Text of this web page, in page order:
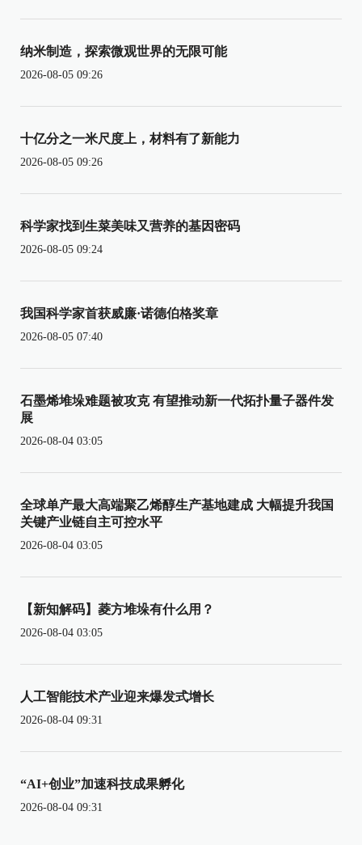
纳米制造，探索微观世界的无限可能
2026-08-05 09:26
十亿分之一米尺度上，材料有了新能力
2026-08-05 09:26
科学家找到生菜美味又营养的基因密码
2026-08-05 09:24
我国科学家首获威廉·诺德伯格奖章
2026-08-05 07:40
石墨烯堆垛难题被攻克 有望推动新一代拓扑量子器件发
展
2026-08-04 03:05
全球单产最大高端聚乙烯醇生产基地建成 大幅提升我国
关键产业链自主可控水平
2026-08-04 03:05
【新知解码】菱方堆垛有什么用？
2026-08-04 03:05
人工智能技术产业迎来爆发式增长
2026-08-04 09:31
“AI+创业”加速科技成果孵化
2026-08-04 09:31